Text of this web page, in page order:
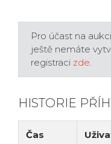
Pro účast na
ještě nemáte
registraci zde.
HISTORIE